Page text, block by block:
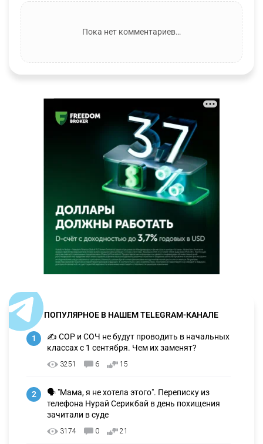
Пока нет комментариев…
ПОПУЛЯРНОЕ В НАШЕМ TELEGRAM-КАНАЛЕ
1
✍️ СОР и СОЧ не будут проводить в начальных
классах с 1 сентября. Чем их заменят?
3251 6 15
2
🗣 "Мама, я не хотела этого". Переписку из
телефона Нурай Серикбай в день похищения
зачитали в суде
3174 0 21